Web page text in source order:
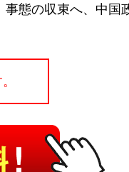
態の収束へ、中